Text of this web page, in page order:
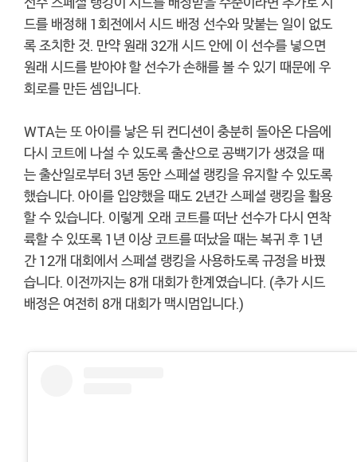
드를 배정해 1회전에서 시드 배정 선수와 맞붙는 일이 없도
록 조치한 것. 만약 원래 32개 시드 안에 이 선수를 넣으면
원래 시드를 받아야 할 선수가 손해를 볼 수 있기 때문에 우
회로를 만든 셈입니다.
WTA는 또 아이를 낳은 뒤 컨디션이 충분히 돌아온 다음에
다시 코트에 나설 수 있도록 출산으로 공백기가 생겼을 때
는 출산일로부터 3년 동안 스페셜 랭킹을 유지할 수 있도록
했습니다. 아이를 입양했을 때도 2년간 스페셜 랭킹을 활용
할 수 있습니다. 이렇게 오래 코트를 떠난 선수가 다시 연착
륙할 수 있또록 1년 이상 코트를 떠났을 때는 복귀 후 1년
간 12개 대회에서 스페셜 랭킹을 사용하도록 규정을 바꿨
습니다. 이전까지는 8개 대회가 한계였습니다. (추가 시드
배정은 여전히 8개 대회가 맥시멈입니다.)